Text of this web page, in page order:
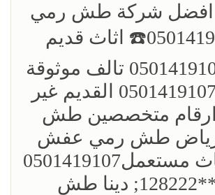
افضل ‏شركة طش رمي
عفش0501419107☎️ اثاث قديم
بالرياض0501419107 تالف موثوقة
في التخل0501419107 القديم غير
متخصصين طش
طش رمي عفش
اغراض اثاث مستعمل0501419107
بالرياض***128222; دينا طش